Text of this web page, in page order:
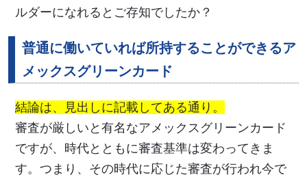
ルダーになれるとご存知でしたか？
普通に働いていれば所持することができるア
メックスグリーンカード
結論は、見出しに記載してある通り。
審査が厳しいと有名なアメックスグリーンカード
ですが、時代とともに審査基準は変わってきま
す。つまり、その時代に応じた審査が行われ今で